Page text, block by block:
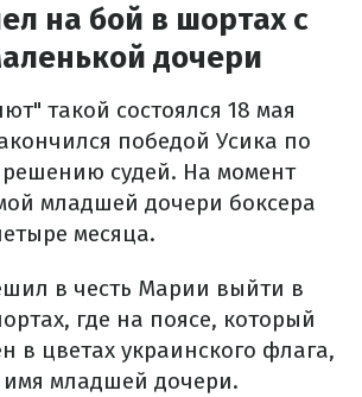
на бой в шортах с
дочери
такой состоялся 18 мая
победой Усика по
решению судей. На момент
младшей дочери боксера
месяца.
в честь Марии выйти в
где на поясе, который
в цветах украинского флага,
младшей дочери.